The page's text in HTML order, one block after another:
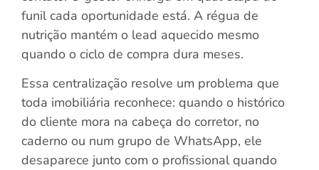
funil cada oportunidade está. A régua de
nutrição mantém o lead aquecido mesmo
quando o ciclo de compra dura meses.
Essa centralização resolve um problema que
toda imobiliária reconhece: quando o histórico
do cliente mora na cabeça do corretor, no
caderno ou num grupo de WhatsApp, ele
desaparece junto com o profissional quando